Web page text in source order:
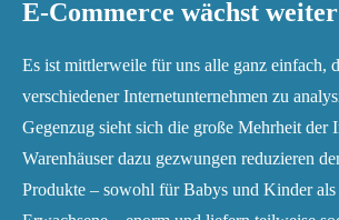
E-Commerce wächst weiter
Es ist mittlerweile für uns alle ganz einfach,
verschiedener Internetunternehmen zu
Gegenzug sieht sich die große Mehrheit der
Warenhäuser dazu gezwungen reduzieren
Produkte – sowohl für Babys und Kinder